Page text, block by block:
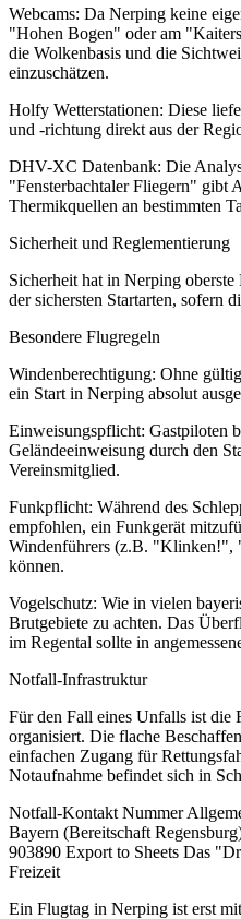
Webcams: Da Nerping keine
"Hohen Bogen" oder am
die Wolkenbasis und die
einzuschätzen.
Holfy Wetterstationen: Diese
und -richtung direkt aus der
DHV-XC Datenbank: Die
"Fensterbachtaler Fliegern" gibt
Thermikquellen an bestimmten
Sicherheit und Reglementierung
Sicherheit hat in Nerping
der sichersten Startarten, sofern
Besondere Flugregeln
Windenberechtigung: Ohne
ein Start in Nerping absolut
Einweisungspflicht: Gastpiloten
Geländeeinweisung durch den
Vereinsmitglied.
Funkpflicht: Während des
empfohlen, ein Funkgerät
Windenführers (z.B. "Klinken!",
können.
Vogelschutz: Wie in vielen
Brutgebiete zu achten. Das
im Regental sollte in
Notfall-Infrastruktur
Für den Fall eines Unfalls ist die
organisiert. Die flache
einfachen Zugang für
Notaufnahme befindet sich in
Notfall-Kontakt Nummer
Bayern (Bereitschaft
903890 Export to Sheets Das
Freizeit
Ein Flugtag in Nerping ist erst